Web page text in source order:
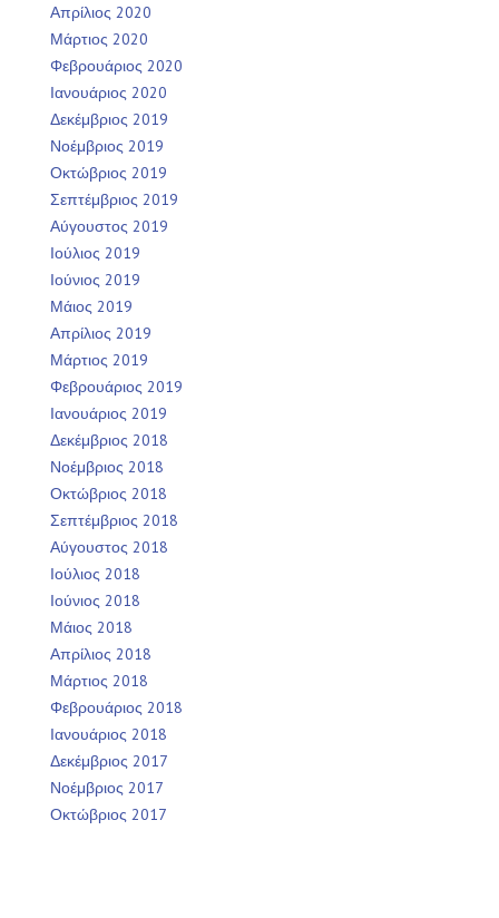
Απρίλιος 2020
Μάρτιος 2020
Φεβρουάριος 2020
Ιανουάριος 2020
Δεκέμβριος 2019
Νοέμβριος 2019
Οκτώβριος 2019
Σεπτέμβριος 2019
Αύγουστος 2019
Ιούλιος 2019
Ιούνιος 2019
Μάιος 2019
Απρίλιος 2019
Μάρτιος 2019
Φεβρουάριος 2019
Ιανουάριος 2019
Δεκέμβριος 2018
Νοέμβριος 2018
Οκτώβριος 2018
Σεπτέμβριος 2018
Αύγουστος 2018
Ιούλιος 2018
Ιούνιος 2018
Μάιος 2018
Απρίλιος 2018
Μάρτιος 2018
Φεβρουάριος 2018
Ιανουάριος 2018
Δεκέμβριος 2017
Νοέμβριος 2017
Οκτώβριος 2017